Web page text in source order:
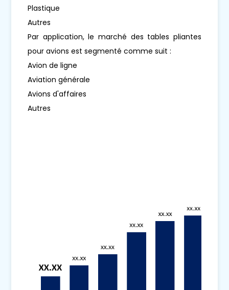
Plastique
Autres
Par application, le marché des tables pliantes
pour avions est segmenté comme suit :
Avion de ligne
Aviation générale
Avions d'affaires
Autres